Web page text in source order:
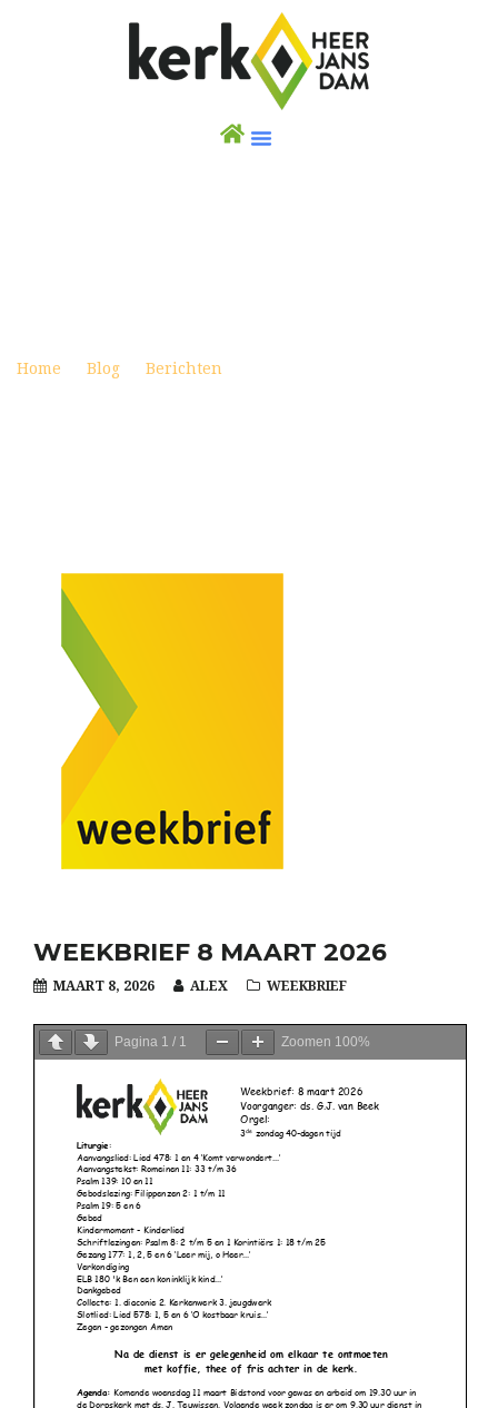
Home Blog Berichten
WEEKBRIEF 8 MAART 2026
MAART 8, 2026 ALEX WEEKBRIEF
Pagina 1 / 1 Zoomen 100%